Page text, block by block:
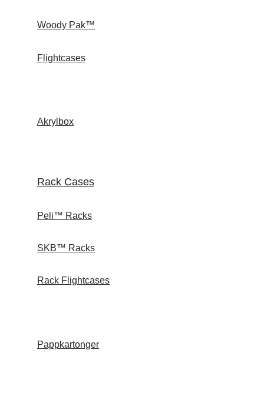
Woody Pak™
Flightcases
Akrylbox
Rack Cases
Peli™ Racks
SKB™ Racks
Rack Flightcases
Pappkartonger